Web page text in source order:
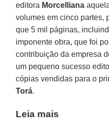
editora Morcelliana
volumes em cinco partes,
que 5 mil páginas,
imponente obra, que foi
contribuição da empresa
um pequeno sucesso
cópias vendidas para o
Torá.
Leia mais